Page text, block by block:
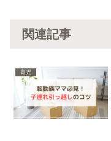
関連記事
育児